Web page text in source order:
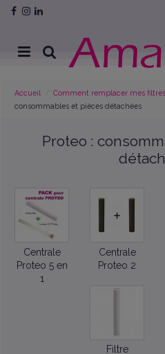
Accueil Comment remplacer mes
consommables et pièces détachées
Proteo :
Centrale
Proteo 5 en
1
Centrale
Proteo 2
Filtre